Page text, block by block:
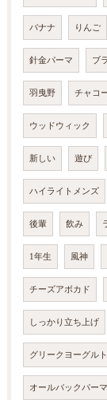
バナナ りんご
針金パーマ ブ
羽曳野 チャコ
ウッドウィック
新しい 遊び
ハイライトメンズ
後輩 飲み
1年生 風神
チーズアボカド
しっかり立ち上げ
グリークヨーグルト
オールバックパーマ